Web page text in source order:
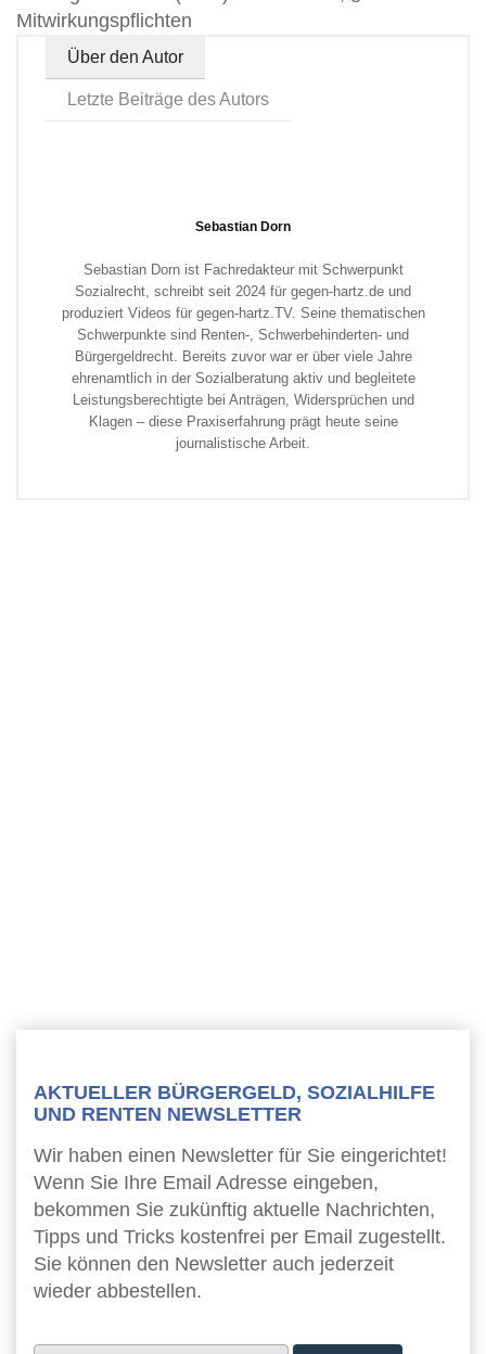
Mitwirkungspflichten
Über den Autor
Letzte Beiträge des Autors
Sebastian Dorn
Sebastian Dorn ist Fachredakteur mit Schwerpunkt
Sozialrecht, schreibt seit 2024 für gegen-hartz.de und
produziert Videos für gegen-hartz.TV. Seine thematischen
Schwerpunkte sind Renten-, Schwerbehinderten- und
Bürgergeldrecht. Bereits zuvor war er über viele Jahre
ehrenamtlich in der Sozialberatung aktiv und begleitete
Leistungsberechtigte bei Anträgen, Widersprüchen und
Klagen – diese Praxiserfahrung prägt heute seine
journalistische Arbeit.
AKTUELLER BÜRGERGELD, SOZIALHILFE
UND RENTEN NEWSLETTER
Wir haben einen Newsletter für Sie eingerichtet!
Wenn Sie Ihre Email Adresse eingeben,
bekommen Sie zukünftig aktuelle Nachrichten,
Tipps und Tricks kostenfrei per Email zugestellt.
Sie können den Newsletter auch jederzeit
wieder abbestellen.